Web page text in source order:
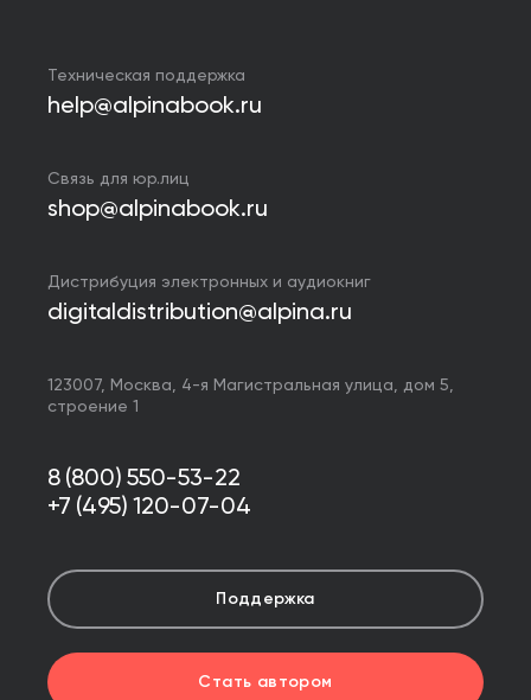
Техническая поддержка
help@alpinabook.ru
Связь для юр.лиц
shop@alpinabook.ru
Дистрибуция электронных и аудиокниг
digitaldistribution@alpina.ru
123007, Москва, 4-я Магистральная улица, дом 5,
строение 1
8 (800) 550-53-22
+7 (495) 120-07-04
Поддержка
Стать автором